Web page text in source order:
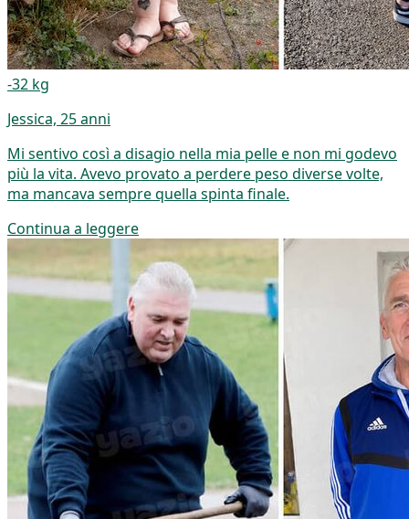
-32 kg
Jessica, 25 anni
Mi sentivo così a disagio nella mia pelle e non mi godevo
più la vita. Avevo provato a perdere peso diverse volte,
ma mancava sempre quella spinta finale.
Continua a leggere